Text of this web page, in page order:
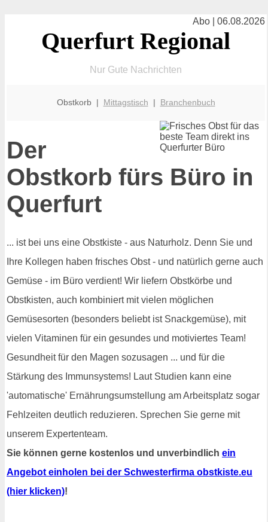
Abo | 06.08.2026
Querfurt Regional
Nur Gute Nachrichten
Obstkorb | Mittagstisch | Branchenbuch
Der
Obstkorb fürs Büro in
Querfurt
... ist bei uns eine Obstkiste - aus Naturholz. Denn Sie und
Ihre Kollegen haben frisches Obst - und natürlich gerne auch
Gemüse - im Büro verdient! Wir liefern Obstkörbe und
Obstkisten, auch kombiniert mit vielen möglichen
Gemüsesorten (besonders beliebt ist Snackgemüse), mit
vielen Vitaminen für ein gesundes und motiviertes Team!
Gesundheit für den Magen sozusagen ... und für die
Stärkung des Immunsystems! Laut Studien kann eine
'automatische' Ernährungsumstellung am Arbeitsplatz sogar
Fehlzeiten deutlich reduzieren. Sprechen Sie gerne mit
unserem Expertenteam.
Sie können gerne kostenlos und unverbindlich ein
Angebot einholen bei der Schwesterfirma obstkiste.eu
(hier klicken)!